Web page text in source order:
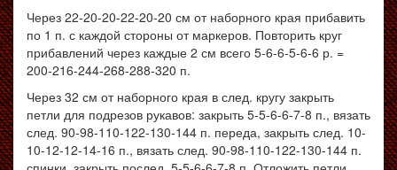
Через 22-20-20-22-20-20 см от наборного края прибавить
по 1 п. с каждой стороны от маркеров. Повторить круг
прибавлений через каждые 2 см всего 5-6-6-5-6-6 р. =
200-216-244-268-288-320 п.
Через 32 см от наборного края в след. кругу закрыть
петли для подрезов рукавов: закрыть 5-5-6-6-7-8 п., вязать
след. 90-98-110-122-130-144 п. переда, закрыть след. 10-
10-12-12-14-16 п., вязать след. 90-98-110-122-130-144 п.